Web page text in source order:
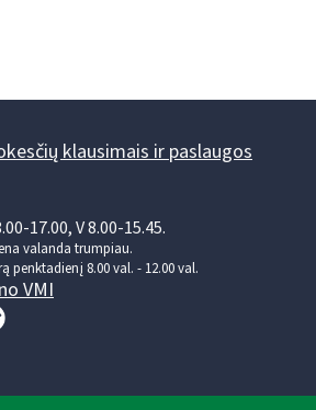
klausimais ir paslaugos
17.00, V 8.00-15.45.
valanda trumpiau.
penktadienį 8.00 val. - 12.00 val.
VMI